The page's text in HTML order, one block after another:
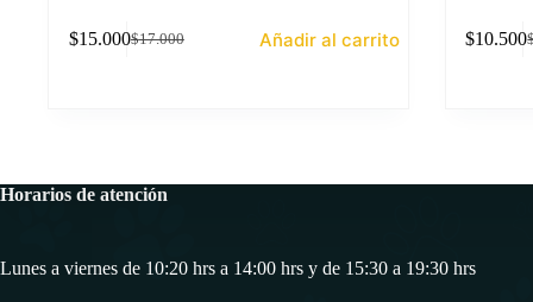
$17.000
El
$15.000El
Añadir al carrito $10.500
Horarios de atención
Lunes a viernes de 10:20 hrs a 14:00 hrs y de 15:30 a 19:30 hrs